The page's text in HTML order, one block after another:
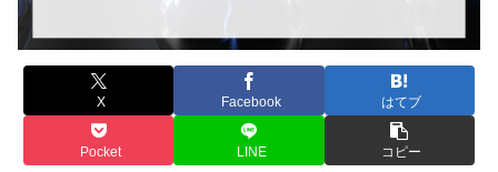
X Facebook はてブ
Pocket LINE コピー